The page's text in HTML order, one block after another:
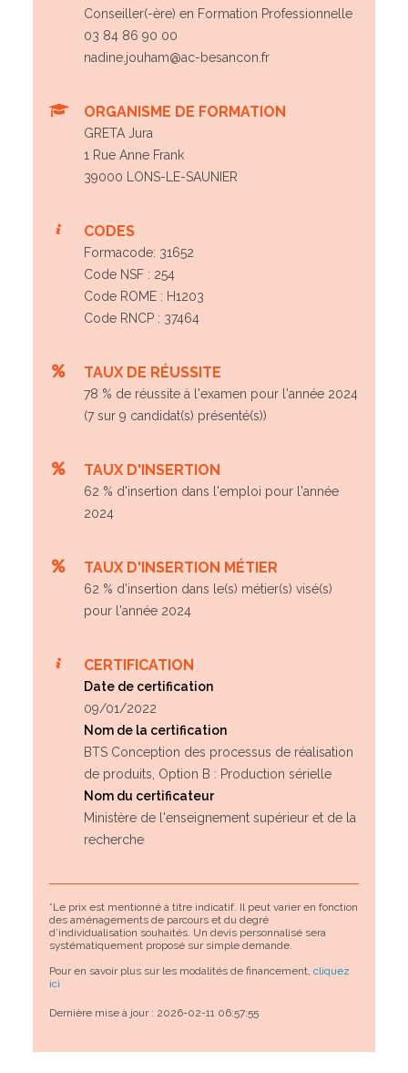
Conseiller(-ère) en Formation Professionnelle
03 84 86 90 00
nadine.jouham@ac-besancon.fr
ORGANISME DE FORMATION
GRETA Jura
1 Rue Anne Frank
39000 LONS-LE-SAUNIER
CODES
Formacode: 31652
Code NSF : 254
Code ROME : H1203
Code RNCP : 37464
TAUX DE RÉUSSITE
78 % de réussite à l'examen pour l'année 2024
(7 sur 9 candidat(s) présenté(s))
TAUX D'INSERTION
62 % d'insertion dans l'emploi pour l'année
2024
TAUX D'INSERTION MÉTIER
62 % d'insertion dans le(s) métier(s) visé(s)
pour l'année 2024
CERTIFICATION
Date de certification
09/01/2022
Nom de la certification
BTS Conception des processus de réalisation
de produits, Option B : Production sérielle
Nom du certificateur
Ministère de l'enseignement supérieur et de la
recherche
*Le prix est mentionné à titre indicatif. Il peut varier en fonction
des aménagements de parcours et du degré
d’individualisation souhaités. Un devis personnalisé sera
systématiquement proposé sur simple demande.
Pour en savoir plus sur les modalités de financement, cliquez
ici
Dernière mise à jour : 2026-02-11 06:57:55